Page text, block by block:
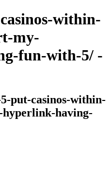
within-
my-
fun-with-5/ -
put-casinos-within-
hyperlink-having-